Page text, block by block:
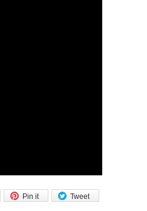
Tweet
Pin it